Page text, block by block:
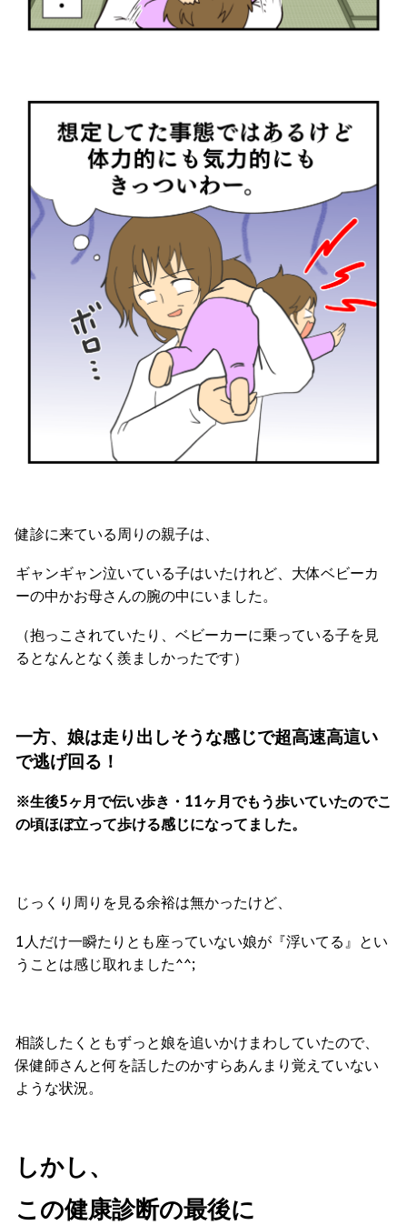
健診に来ている周りの親子は、
ギャンギャン泣いている子はいたけれど、大体ベビーカ
ーの中かお母さんの腕の中にいました。
（抱っこされていたり、ベビーカーに乗っている子を見
るとなんとなく羨ましかったです）
一方、娘は走り出しそうな感じで超高速高這い
で逃げ回る！
※生後5ヶ月で伝い歩き・11ヶ月でもう歩いていたのでこ
の頃ほぼ立って歩ける感じになってました。
じっくり周りを見る余裕は無かったけど、
1人だけ一瞬たりとも座っていない娘が『浮いてる』とい
うことは感じ取れました^^;
相談したくともずっと娘を追いかけまわしていたので、
保健師さんと何を話したのかすらあんまり覚えていない
ような状況。
しかし、
この健康診断の最後に